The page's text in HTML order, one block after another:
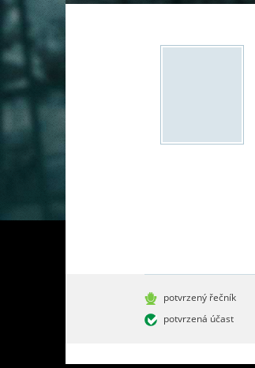
potvrzený řečník
potvrzená účast